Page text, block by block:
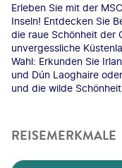
Erleben Sie mit der
Inseln! Entdecken Sie
die raue Schönheit der
unvergessliche
Wahl: Erkunden Sie
und Dún Laoghaire
und die wilde
REISEMERKMALE